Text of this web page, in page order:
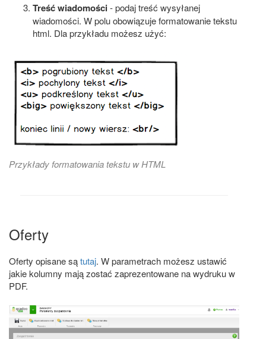
Treść wiadomości- podaj treść wysyłanej
wiadomości. W polu obowiązuje formatowanie tekstu
html. Dla przykładu możesz użyć:
Przykłady formatowania tekstu w HTML
Oferty
Oferty opisane sątutaj. W parametrach możesz ustawić
jakie kolumny mają zostać zaprezentowane na wydruku w
PDF.